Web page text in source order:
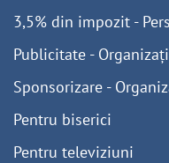
3,5% din impozit -
Publicitate -
Sponsorizare -
Pentru biserici
Pentru televiziuni